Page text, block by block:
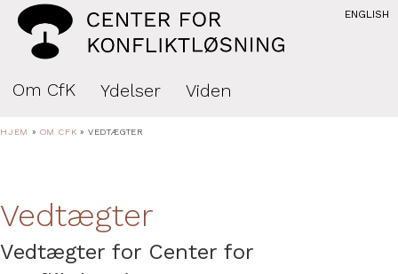
ENGLISH
Om CfK Ydelser Viden
HJEM » OM CFK » VEDTÆGTER
Vedtægter
Vedtægter for Center for